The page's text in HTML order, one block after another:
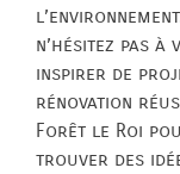
n’hésitez pas à
inspirer de
rénovation
Forêt le Roi
trouver des